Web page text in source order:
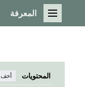
القائمة الرئيسية
المعرفة
المحتويات أخف